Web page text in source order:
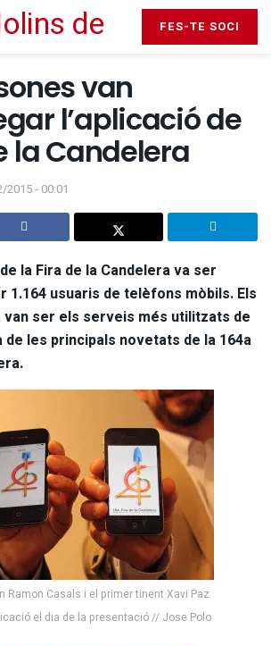
FES-TE SOCI
van
l’aplicació de
la Candelera
2015 - 00:01
la Fira de la Candelera va ser
1.164 usuaris de telèfons mòbils. Els
van ser els serveis més utilitzats de
de les principals novetats de la 164a
Ramon Casals i el primer tinent Xavi Paz
el dia de la presentació // Jose Polo